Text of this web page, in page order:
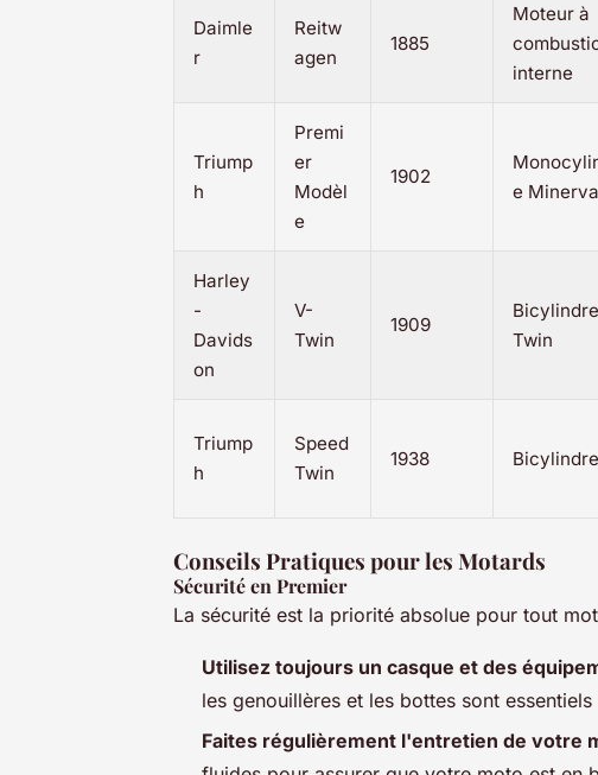
Daimle
r
Reitw
agen
1885
Moteur à
interne
Triump
h
Premi
er
Modèl
e
1902
e Minerva
Harley
-
Davids
on
V-
Twin
1909
Twin
Triump
h
Speed
Twin
1938 Bicylindre
Conseils Pratiques pour les Motards
Sécurité en Premier
La sécurité est la priorité absolue pour tout
Utilisez toujours un casque et des
les genouillères et les bottes sont
Faites régulièrement l'entretien de votre